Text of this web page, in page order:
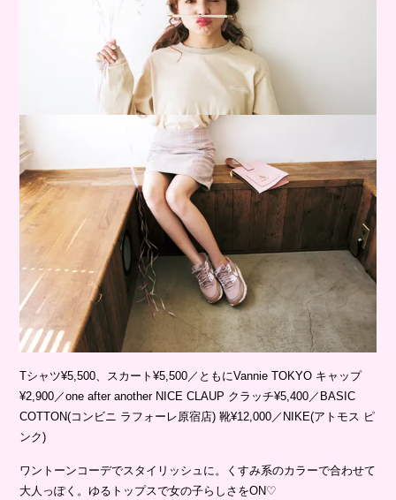
Tシャツ¥5,500、スカート¥5,500／ともにVannie TOKYO キャップ
¥2,900／one after another NICE CLAUP クラッチ¥5,400／BASIC
COTTON(コンビニ ラフォーレ原宿店) 靴¥12,000／NIKE(アトモス ピ
ンク)
ワントーンコーデでスタイリッシュに。くすみ系のカラーで合わせて
大人っぽく。ゆるトップスで女の子らしさをON♡